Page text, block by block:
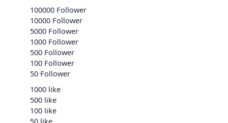
100000 Follower
10000 Follower
5000 Follower
1000 Follower
500 Follower
100 Follower
50 Follower
1000 like
500 like
100 like